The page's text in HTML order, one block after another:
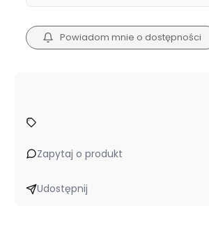
Powiadom mnie o dostępności
Zapytaj o produkt
Udostępnij